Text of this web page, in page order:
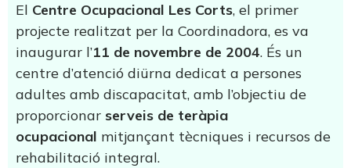
El Centre Ocupacional Les Corts, el primer
projecte realitzat per la Coordinadora, es va
inaugurar l’11 de novembre de 2004. És un
centre d’atenció diürna dedicat a persones
adultes amb discapacitat, amb l’objectiu de
proporcionar serveis de teràpia
ocupacional mitjançant tècniques i recursos de
rehabilitació integral.